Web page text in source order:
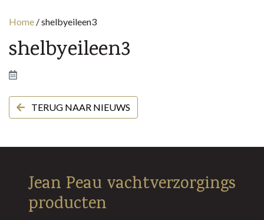
Home /shelbyeileen3
shelbyeileen3
TERUG NAAR NIEUWS
Jean Peau vachtverzorgings
producten